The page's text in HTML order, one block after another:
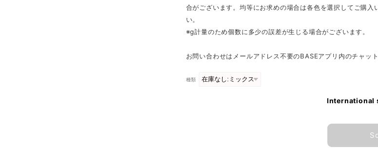
合がございます。均等にお求めの場合は各色を選択してご購
い。
※g計量のため個数に多少の誤差が生じる場合がございます。
お問い合わせはメールアドレス不要のBASEアプリ内のチャッ
種類
International